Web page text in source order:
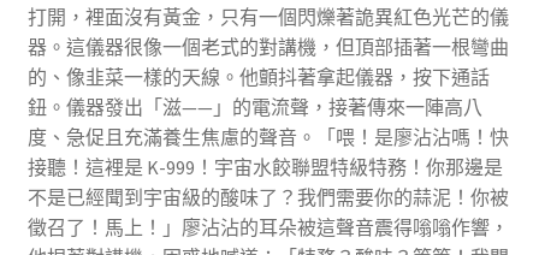
打開，裡面沒有黃金，只有一個閃爍著詭異紅色光芒的儀
器。這儀器很像一個老式的對講機，但頂部插著一根彎曲
的、像韭菜一樣的天線。他顫抖著拿起儀器，按下通話
鈕。儀器發出「滋——」的電流聲，接著傳來一陣高八
度、急促且充滿養生焦慮的聲音。「喂！是廖沾沾嗎！快
接聽！這裡是 K-999！宇宙水餃聯盟特級特務！你那邊是
不是已經聞到宇宙級的酸味了？我們需要你的蒜泥！你被
徵召了！馬上！」廖沾沾的耳朵被這聲音震得嗡嗡作響，